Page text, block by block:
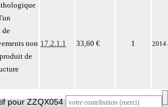
de
non
de
17.2.1.1 33,60 € 1 2014
pour ZZQX054